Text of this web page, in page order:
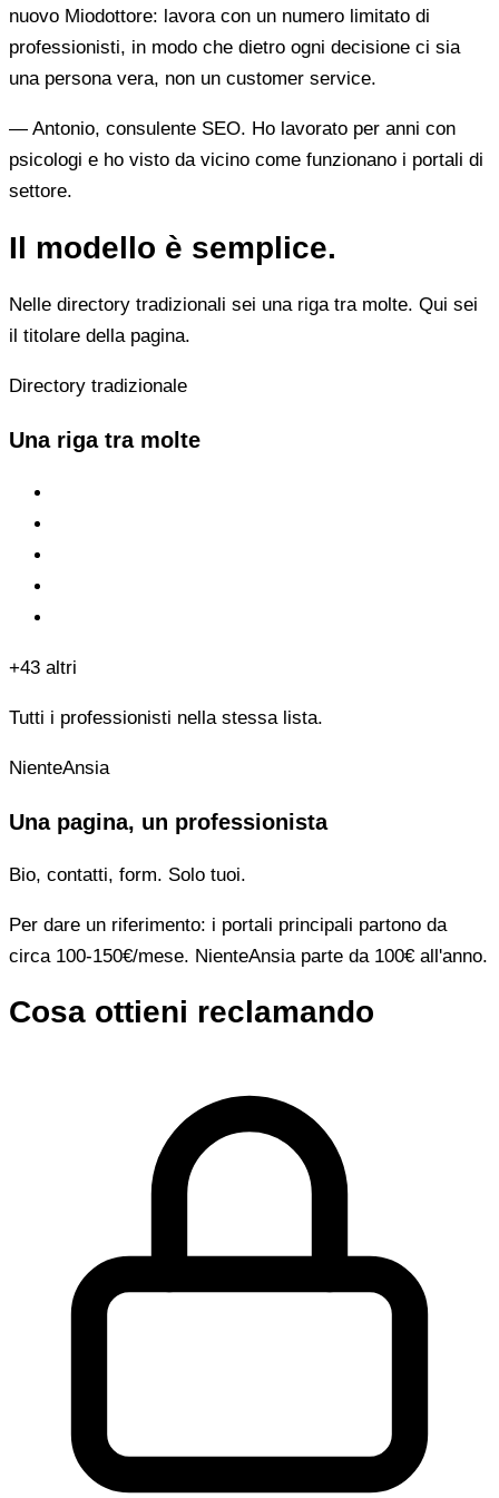
nuovo Miodottore: lavora con un numero limitato di
professionisti, in modo che dietro ogni decisione ci sia
una persona vera, non un customer service.
— Antonio, consulente SEO. Ho lavorato per anni con
psicologi e ho visto da vicino come funzionano i portali di
settore.
Il modello è semplice.
Nelle directory tradizionali sei una riga tra molte. Qui sei
il titolare della pagina.
Directory tradizionale
Una riga tra molte
+43 altri
Tutti i professionisti nella stessa lista.
NienteAnsia
Una pagina, un professionista
Bio, contatti, form. Solo tuoi.
Per dare un riferimento: i portali principali partono da
circa 100-150€/mese. NienteAnsia parte da 100€ all'anno.
Cosa ottieni reclamando